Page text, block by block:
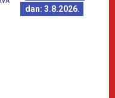
dan: 3.8.2026.